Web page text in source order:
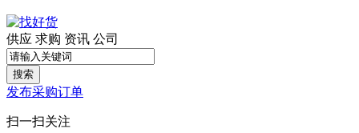
供应 求购 资讯 公司
搜索
发布采购订单
扫一扫关注